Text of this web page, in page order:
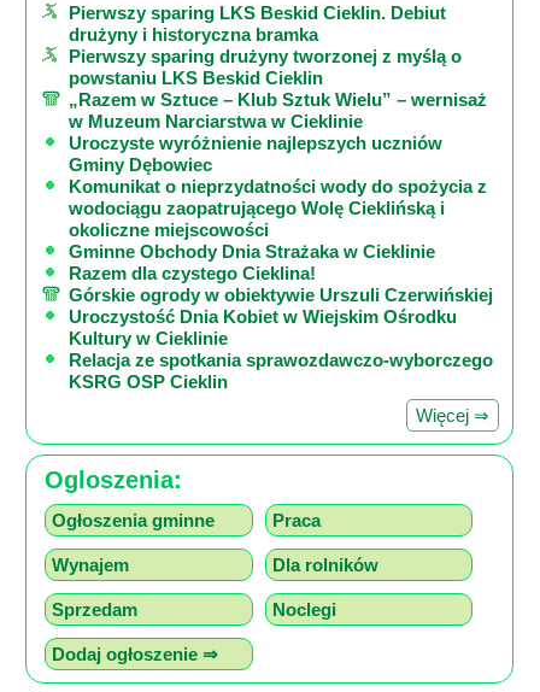
Pierwszy sparing LKS Beskid Cieklin. Debiut
drużyny i historyczna bramka
Pierwszy sparing drużyny tworzonej z myślą o
powstaniu LKS Beskid Cieklin
„Razem w Sztuce – Klub Sztuk Wielu” – wernisaż
w Muzeum Narciarstwa w Cieklinie
Uroczyste wyróżnienie najlepszych uczniów
Gminy Dębowiec
Komunikat o nieprzydatności wody do spożycia z
wodociągu zaopatrującego Wolę Cieklińską i
okoliczne miejscowości
Gminne Obchody Dnia Strażaka w Cieklinie
Razem dla czystego Cieklina!
Górskie ogrody w obiektywie Urszuli Czerwińskiej
Uroczystość Dnia Kobiet w Wiejskim Ośrodku
Kultury w Cieklinie
Relacja ze spotkania sprawozdawczo-wyborczego
KSRG OSP Cieklin
Więcej ⇒
Ogloszenia:
Ogłoszenia gminne Praca
Wynajem Dla rolników
Sprzedam Noclegi
Dodaj ogłoszenie ⇒